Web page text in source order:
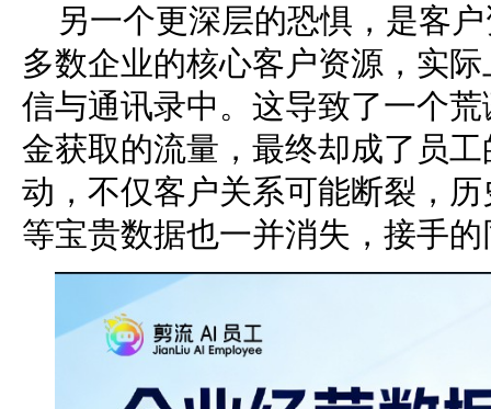
另一个更深层的恐惧，是客
多数企业的核心客户资源，实
信与通讯录中。这导致了一个
金获取的流量，最终却成了员工
动，不仅客户关系可能断裂，
等宝贵数据也一并消失，接手